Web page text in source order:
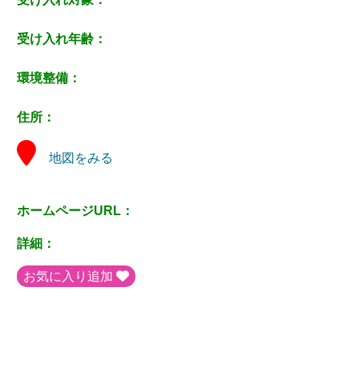
受け入れ年齢：
環境整備：
住所：
地図をみる
ホームページURL：
詳細：
お気に入り追加